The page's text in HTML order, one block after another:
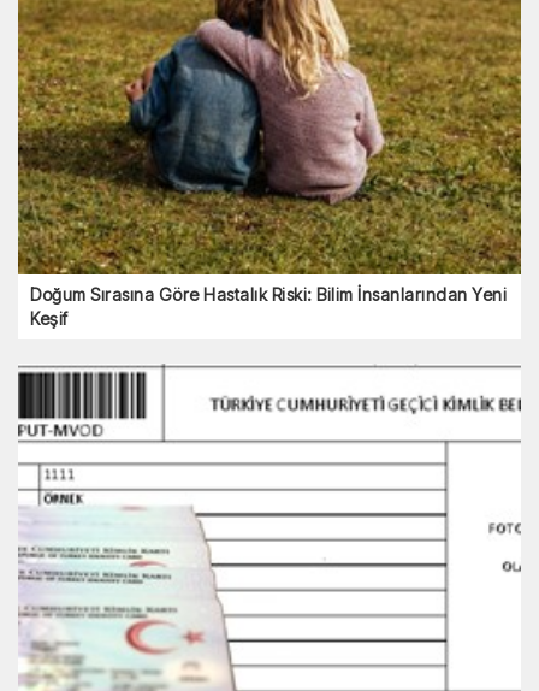
Doğum Sırasına Göre Hastalık Riski: Bilim İnsanlarından Yeni
Keşif